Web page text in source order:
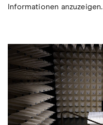
Informationen anzuzeigen.